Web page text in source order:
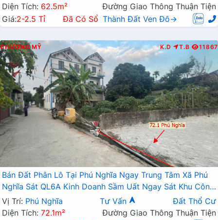
Diện Tích: 62.5m²
Đường Giao Thông Thuận Tiện
Giá:2-2.5 Tỉ Đã Có Sổ Thành Đất Ven Đô→
CHƯƠNG MỸ K.D T.B 11867
Bán Đất Phân Lô Tại Phú Nghĩa Ngay Trung Tâm Xã Phú
Nghĩa Sát QL6A Kinh Doanh Sầm Uất Ngay Sát Khu Công
Nghiệp Phú Nghĩa
Vị Trí: Phú Nghĩa Tư Vấn
Đất Thổ Cư
Diện Tích: 72.1m²
Đường Giao Thông Thuận Tiện